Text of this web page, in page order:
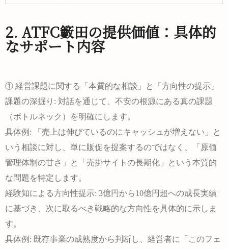
2. ATFC籔田の提供価値：具体的
なサポート内容
① 経営課題に関する「本質的な相談」と「方向性の提示」
課題の深掘り: 対話を通じて、不安の根源にある真の課題
（ボトルネック）を明確にします。
具体例: 「売上は伸びているのにキャッシュが増えない」と
いう相談に対し、単に販促を提案するのではなく、「原価
管理体制の甘さ」と「売掛サイトの長期化」という 本質的
な問題 を特定します。
経験知による方向性提示: 3億円から10億円超への成長実績
に基づき、次に取るべき戦略的な方向性を具体的に示しま
す。
具体例: 既存事業の成熟度から判断し、経営者に「このフェ